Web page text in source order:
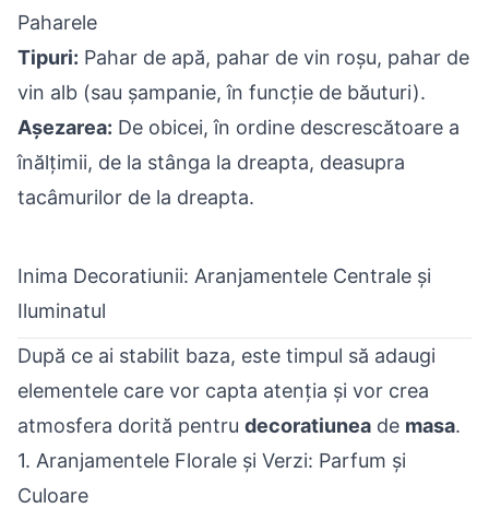
Paharele
Tipuri: Pahar de apă, pahar de vin roșu, pahar de
vin alb (sau șampanie, în funcție de băuturi).
Așezarea: De obicei, în ordine descrescătoare a
înălțimii, de la stânga la dreapta, deasupra
tacâmurilor de la dreapta.
Inima Decoratiunii: Aranjamentele Centrale și
Iluminatul
După ce ai stabilit baza, este timpul să adaugi
elementele care vor capta atenția și vor crea
atmosfera dorită pentru decoratiunea de masa.
1. Aranjamentele Florale și Verzi: Parfum și
Culoare